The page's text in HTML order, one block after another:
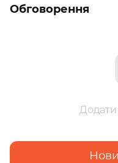
Обговорення